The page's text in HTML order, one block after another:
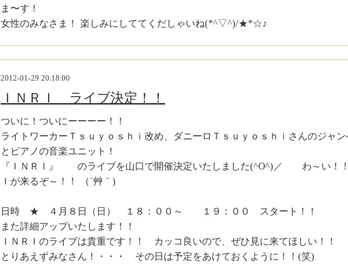
ま〜す！
女性のみなさま！ 楽しみにしててくだしゃいね(*^▽^)/★*☆♪
2012-01-29 20:18:00
ＩＮＲＩ ライブ決定！！
ついに！ついにーーーー！！
ライトワーカーＴｓｕｙｏｓｈｉ改め、ダニーロＴｓｕｙｏｓｈｉさんのジャン
とピアノの音楽ユニット！
『ＩＮＲＩ』 のライブを山口で開催決定いたしました(^O^)／ わ～い！
Ｉが来るぞ～！！ （´艸｀)
日時 ★ ４月８日（日） １８：００～ １９：００ スタート！！
また詳細アップいたします！！
ＩＮＲＩのライブは貴重です！！ カッコ良いので、ぜひ見に来てほしい！！
とりあえずみなさん！・・・ その日は予定をあけておくように！！(笑)